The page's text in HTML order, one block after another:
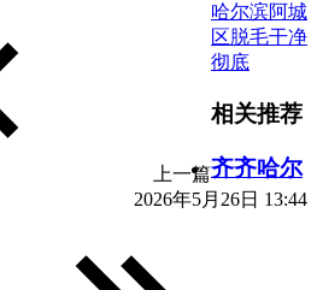
上一篇
2026年5月26日 13:44
哈尔滨阿城
区脱毛干净
彻底
相关推荐
齐齐哈尔